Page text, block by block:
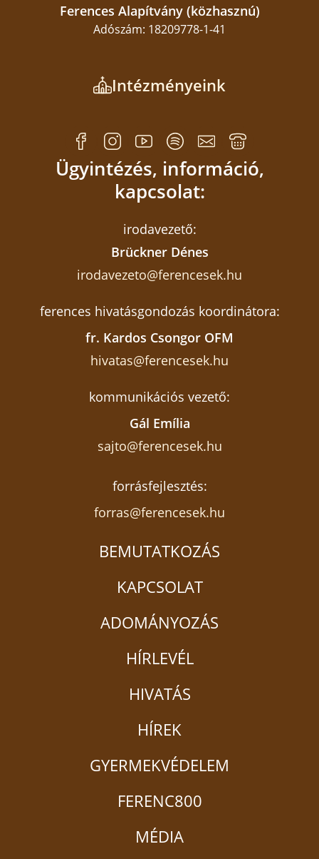
Ferences Alapítvány (közhasznú)
Adószám: 18209778-1-41
Intézményeink
Ügyintézés, információ,
kapcsolat:
irodavezető:
Brückner Dénes
irodavezeto@ferencesek.hu
ferences hivatásgondozás koordinátora:
fr. Kardos Csongor OFM
hivatas@ferencesek.hu
kommunikációs vezető:
Gál Emília
sajto@ferencesek.hu
forrásfejlesztés:
forras@ferencesek.hu
BEMUTATKOZÁS
KAPCSOLAT
ADOMÁNYOZÁS
HÍRLEVÉL
HIVATÁS
HÍREK
GYERMEKVÉDELEM
FERENC800
MÉDIA